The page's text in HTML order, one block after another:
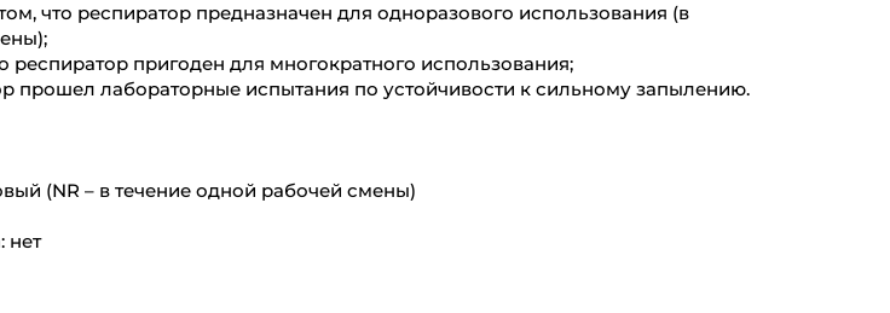
что респиратор предназначен для одноразового использования (в
респиратор пригоден для многократного использования;
прошел лабораторные испытания по устойчивости к сильному запылению.
(NR – в течение одной рабочей смены)
нет